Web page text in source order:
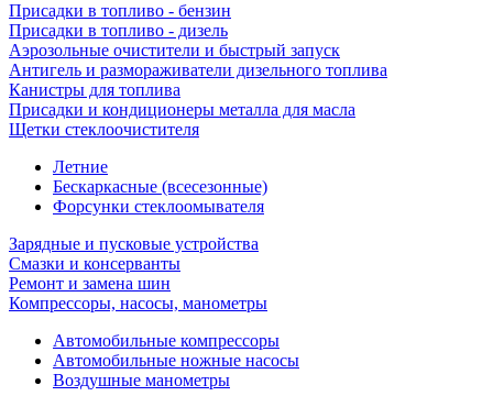
Присадки в топливо - бензин
Присадки в топливо - дизель
Аэрозольные очистители и быстрый запуск
Антигель и размораживатели дизельного топлива
Канистры для топлива
Присадки и кондиционеры металла для масла
Щетки стеклоочистителя
Летние
Бескаркасные (всесезонные)
Форсунки стеклоомывателя
Зарядные и пусковые устройства
Смазки и консерванты
Ремонт и замена шин
Компрессоры, насосы, манометры
Автомобильные компрессоры
Автомобильные ножные насосы
Воздушные манометры